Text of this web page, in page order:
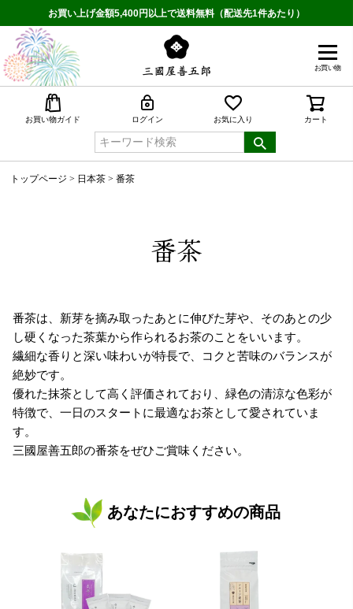
お買い上げ金額5,400円以上で送料無料（配送先1件あたり）
お買い物
お買い物ガイド ログイン お気に入り カート
トップページ 日本茶 番茶
番茶
番茶は、新芽を摘み取ったあとに伸びた芽や、そのあとの少
し硬くなった茶葉から作られるお茶のことをいいます。
繊細な香りと深い味わいが特長で、コクと苦味のバランスが
絶妙です。
優れた抹茶として高く評価されており、緑色の清涼な色彩が
特徴で、一日のスタートに最適なお茶として愛されていま
す。
三國屋善五郎の番茶をぜひご賞味ください。
あなたにおすすめの商品